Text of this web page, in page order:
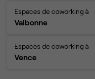
Espaces de coworking à
Valbonne
Espaces de coworking à
Vence